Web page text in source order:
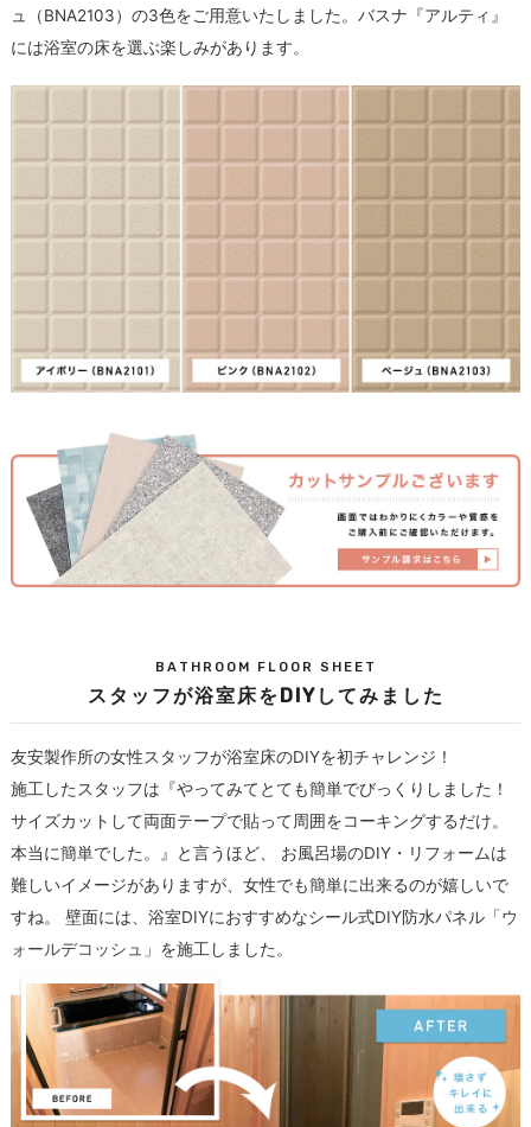
ュ（BNA2103）の3色をご用意いたしました。バスナ『アルティ』
には浴室の床を選ぶ楽しみがあります。
BATHROOM FLOOR SHEET
スタッフが浴室床をDIYしてみました
友安製作所の女性スタッフが浴室床のDIYを初チャレンジ！
施工したスタッフは『やってみてとても簡単でびっくりしました！
サイズカットして両面テープで貼って周囲をコーキングするだけ。
本当に簡単でした。』と言うほど、 お風呂場のDIY・リフォームは
難しいイメージがありますが、女性でも簡単に出来るのが嬉しいで
すね。 壁面には、浴室DIYにおすすめなシール式DIY防水パネル「ウ
ォールデコッシュ 」を施工しました。